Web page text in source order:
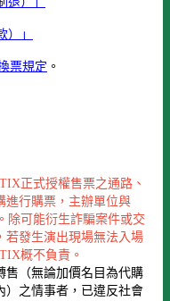
）」
票規定 。
正式授權售票之通路、
進行購票，主辦單位與
除可能衍生詐騙案件或交
若發生演出現場無法入場
概不負責。
售（無論加價名目為代購
）之情事者，已違反社會